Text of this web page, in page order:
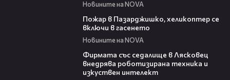
Новините на NOVA
Пожар в Пазарджишко, хеликоптер се
включи в гасенето
Новините на NOVA
Фирмата със седалище в Лясковец
внедрява роботизирана техника и
изкуствен интелект